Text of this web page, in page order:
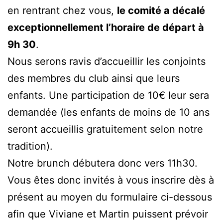
en rentrant chez vous, le comité a décalé
exceptionnellement l’horaire de départ à
9h 30.
Nous serons ravis d’accueillir les conjoints
des membres du club ainsi que leurs
enfants. Une participation de 10€ leur sera
demandée (les enfants de moins de 10 ans
seront accueillis gratuitement selon notre
tradition).
Notre brunch débutera donc vers 11h30.
Vous êtes donc invités à vous inscrire dès à
présent au moyen du formulaire ci-dessous
afin que Viviane et Martin puissent prévoir